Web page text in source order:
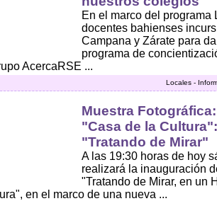
En el marco del programa
docentes bahienses
Campana y Zárate para
programa de
AcercaRSE ...
Locales -
Muestra
"Casa de la
"Tratando de Mirar"
A las 19:30 horas de hoy
realizará la inauguración
"Tratando de Mirar, en un
en el marco de una nueva ...